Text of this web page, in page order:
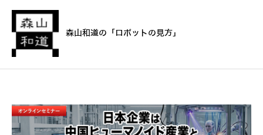
森山和道の「ロボットの見方」